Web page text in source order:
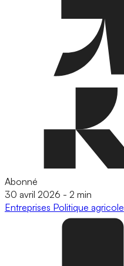
Abonné
30 avril 2026 - 2 min
Entreprises Politique agricole